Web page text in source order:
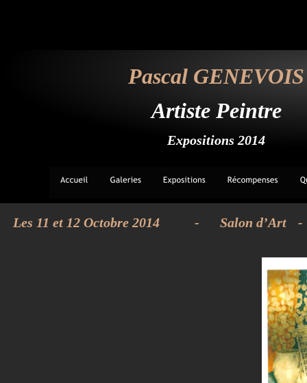
Les 11 et 12 Octobre 2014 - Salon d’Art -
Pascal GENEVOIS
Artiste Peintre
Expositions 2014